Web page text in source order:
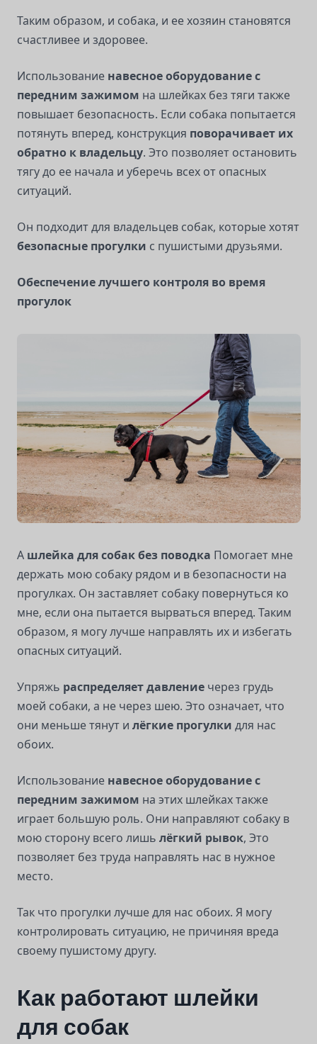
Таким образом, и собака, и ее хозяин становятся
счастливее и здоровее.
Использование навесное оборудование с
передним зажимом на шлейках без тяги также
повышает безопасность. Если собака попытается
потянуть вперед, конструкция поворачивает их
обратно к владельцу. Это позволяет остановить
тягу до ее начала и уберечь всех от опасных
ситуаций.
Он подходит для владельцев собак, которые хотят
безопасные прогулки с пушистыми друзьями.
Обеспечение лучшего контроля во время
прогулок
A шлейка для собак без поводка Помогает мне
держать мою собаку рядом и в безопасности на
прогулках. Он заставляет собаку повернуться ко
мне, если она пытается вырваться вперед. Таким
образом, я могу лучше направлять их и избегать
опасных ситуаций.
Упряжь распределяет давление через грудь
моей собаки, а не через шею. Это означает, что
они меньше тянут и лёгкие прогулки для нас
обоих.
Использование навесное оборудование с
передним зажимом на этих шлейках также
играет большую роль. Они направляют собаку в
мою сторону всего лишь лёгкий рывок, Это
позволяет без труда направлять нас в нужное
место.
Так что прогулки лучше для нас обоих. Я могу
контролировать ситуацию, не причиняя вреда
своему пушистому другу.
Как работают шлейки
для собак